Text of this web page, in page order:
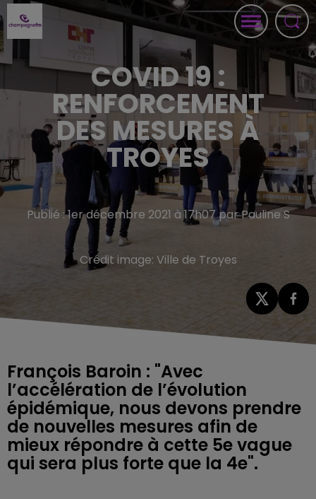
COVID 19 :
RENFORCEMENT
DES MESURES À
TROYES
Publié : 1er décembre 2021 à 17h07 par Pauline S
Crédit image: Ville de Troyes
François Baroin : "Avec
l’accélération de l’évolution
épidémique, nous devons prendre
de nouvelles mesures afin de
mieux répondre à cette 5e vague
qui sera plus forte que la 4e".